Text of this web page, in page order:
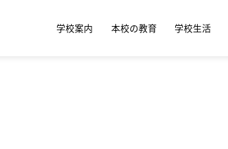
学校案内 本校の教育 学校生活